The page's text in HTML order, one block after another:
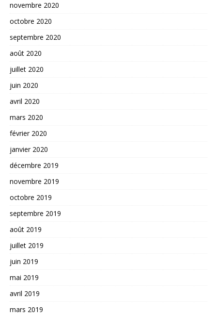
novembre 2020
octobre 2020
septembre 2020
août 2020
juillet 2020
juin 2020
avril 2020
mars 2020
février 2020
janvier 2020
décembre 2019
novembre 2019
octobre 2019
septembre 2019
août 2019
juillet 2019
juin 2019
mai 2019
avril 2019
mars 2019